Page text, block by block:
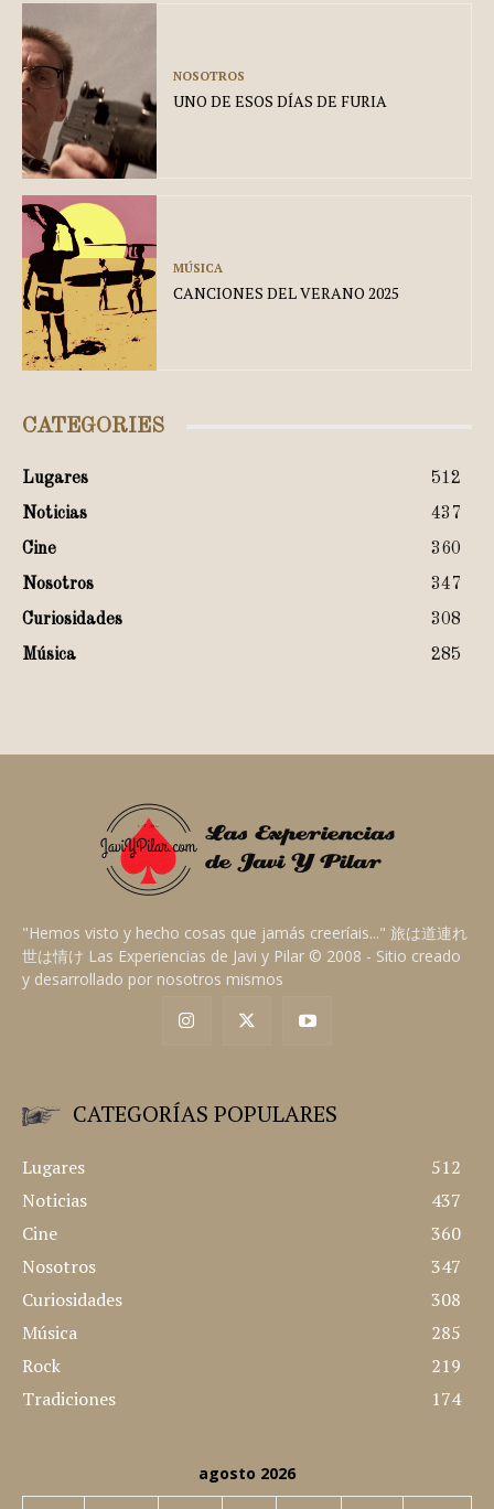
NOSOTROS
UNO DE ESOS DÍAS DE FURIA
MÚSICA
CANCIONES DEL VERANO 2025
CATEGORIES
Lugares
512
Noticias
437
Cine
360
Nosotros
347
Curiosidades
308
Música
285
"Hemos visto y hecho cosas que jamás creeríais..." 旅は道連れ
世は情け Las Experiencias de Javi y Pilar © 2008 - Sitio creado
y desarrollado por nosotros mismos
CATEGORÍAS POPULARES
Lugares
512
Noticias
437
Cine
360
Nosotros
347
Curiosidades
308
Música
285
Rock
219
Tradiciones
174
agosto 2026